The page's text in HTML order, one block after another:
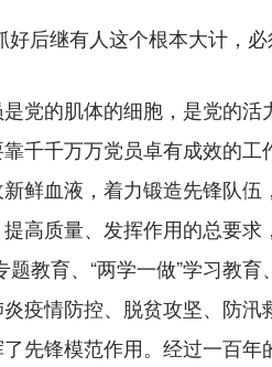
好后继有人这个根本大计，
的肌体的细胞，是党的活
千千万万党员卓有成效的
鲜血液，着力锻造先锋队
高质量、发挥作用的总要
题教育、“两学一做”学习教
疫情防控、脱贫攻坚、防
先锋模范作用。经过一百